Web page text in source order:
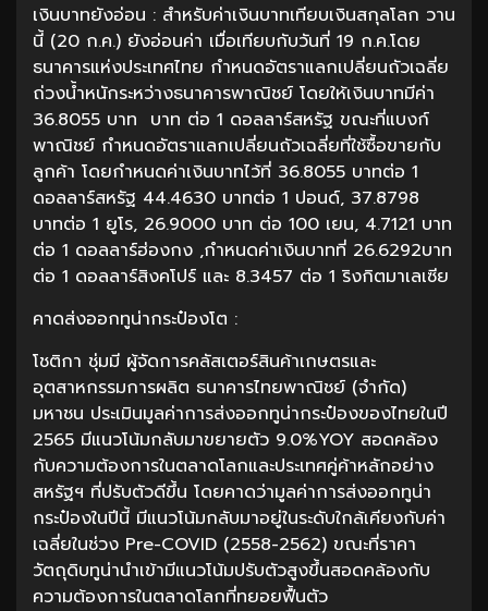
เงินบาทยังอ่อน : สำหรับค่าเงินบาทเทียบเงินสกุลโลก วาน
นี้ (20 ก.ค.) ยังอ่อนค่า เมื่อเทียบกับวันที่ 19 ก.ค.โดย
ธนาคารแห่งประเทศไทย กำหนดอัตราแลกเปลี่ยนถัวเฉลี่ย
ถ่วงน้ำหนักระหว่างธนาคารพาณิชย์ โดยให้เงินบาทมีค่า
36.8055 บาท บาท ต่อ 1 ดอลลาร์สหรัฐ ขณะที่แบงก์
พาณิชย์ กำหนดอัตราแลกเปลี่ยนถัวเฉลี่ยที่ใช้ซื้อขายกับ
ลูกค้า โดยกำหนดค่าเงินบาทไว้ที่ 36.8055 บาทต่อ 1
ดอลลาร์สหรัฐ 44.4630 บาทต่อ 1 ปอนด์, 37.8798
บาทต่อ 1 ยูโร, 26.9000 บาท ต่อ 100 เยน, 4.7121 บาท
ต่อ 1 ดอลลาร์ฮ่องกง ,กำหนดค่าเงินบาทที่ 26.6292บาท
ต่อ 1 ดอลลาร์สิงคโปร์ และ 8.3457 ต่อ 1 ริงกิตมาเลเซีย
คาดส่งออกทูน่ากระป๋องโต :
โชติกา ชุ่มมี ผู้จัดการคลัสเตอร์สินค้าเกษตรและ
อุตสาหกรรมการผลิต ธนาคารไทยพาณิชย์ (จำกัด)
มหาชน ประเมินมูลค่าการส่งออกทูน่ากระป๋องของไทยในปี
2565 มีแนวโน้มกลับมาขยายตัว 9.0%YOY สอดคล้อง
กับความต้องการในตลาดโลกและประเทศคู่ค้าหลักอย่าง
สหรัฐฯ ที่ปรับตัวดีขึ้น โดยคาดว่ามูลค่าการส่งออกทูน่า
กระป๋องในปีนี้ มีแนวโน้มกลับมาอยู่ในระดับใกล้เคียงกับค่า
เฉลี่ยในช่วง Pre-COVID (2558-2562) ขณะที่ราคา
วัตถุดิบทูน่านำเข้ามีแนวโน้มปรับตัวสูงขึ้นสอดคล้องกับ
ความต้องการในตลาดโลกที่ทยอยฟื้นตัว